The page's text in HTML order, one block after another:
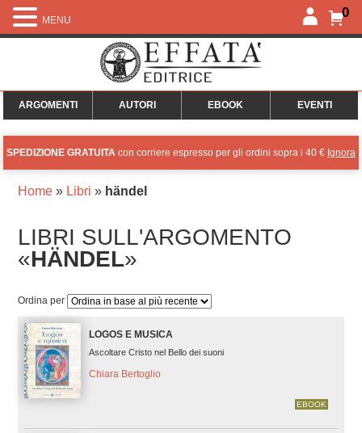
0
ARGOMENTI AUTORI EBOOK EVENTI
SPEDIZIONE GRATUITA con corriere espresso per gli ordini sopra i 40 € Ignora
Home» Libri » händel
LIBRI SULL'ARGOMENTO
«HÄNDEL»
Ordina per
LOGOS E MUSICA
Ascoltare Cristo nel Bello dei suoni
Chiara Bertoglio
EBOOK
MENU